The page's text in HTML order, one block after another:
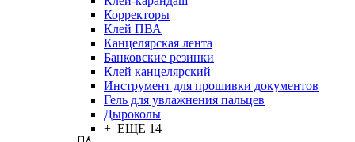
Корректоры
Клей ПВА
Канцелярская лента
Банковские резинки
Клей канцелярский
Инструмент для прошивки документов
Гель для увлажнения пальцев
Дыроколы
+ ЕЩЕ 14